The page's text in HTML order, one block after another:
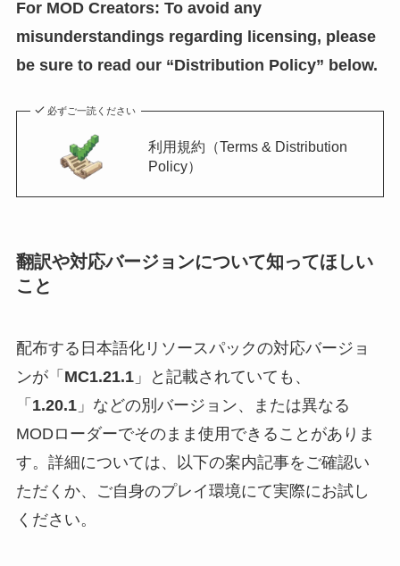
For MOD Creators: To avoid any
misunderstandings regarding licensing, please
be sure to read our “Distribution Policy” below.
必ずご一読ください
利用規約（Terms & Distribution
Policy）
翻訳や対応バージョンについて知ってほしい
こと
配布する日本語化リソースパックの対応バージョ
ンが「 MC1.21.1」と記載されていても、
「 1.20.1」などの別バージョン、または異なる
MODローダーでそのまま使用できることがありま
す。詳細については、以下の案内記事をご確認い
ただくか、ご自身のプレイ環境にて実際にお試し
ください。